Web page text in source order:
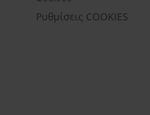
Ρυθμίσεις COOKIES